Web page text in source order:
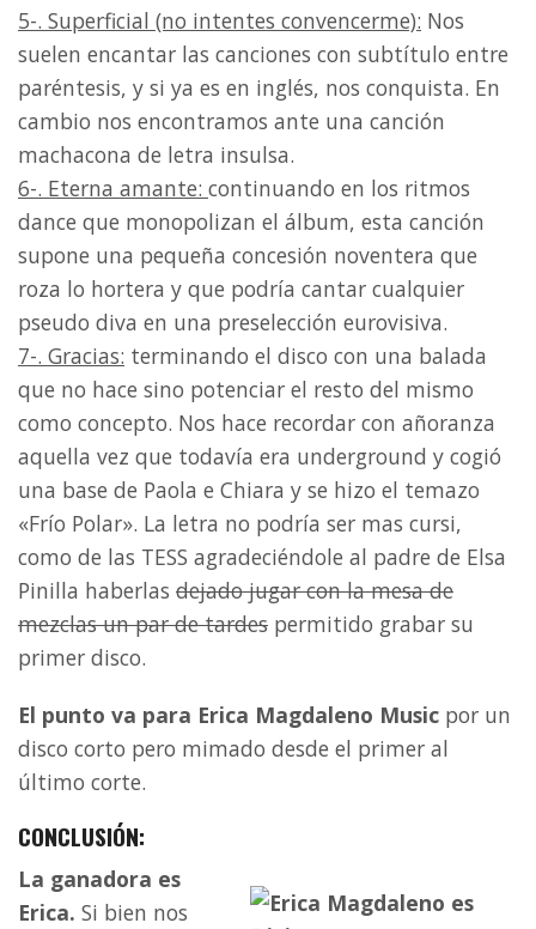
5-. Superficial (no intentes convencerme): Nos
suelen encantar las canciones con subtítulo entre
paréntesis, y si ya es en inglés, nos conquista. En
cambio nos encontramos ante una canción
machacona de letra insulsa.
6-. Eterna amante: continuando en los ritmos
dance que monopolizan el álbum, esta canción
supone una pequeña concesión noventera que
roza lo hortera y que podría cantar cualquier
pseudo diva en una preselección eurovisiva.
7-. Gracias: terminando el disco con una balada
que no hace sino potenciar el resto del mismo
como concepto. Nos hace recordar con añoranza
aquella vez que todavía era underground y cogió
una base de Paola e Chiara y se hizo el temazo
«Frío Polar». La letra no podría ser mas cursi,
como de las TESS agradeciéndole al padre de Elsa
Pinilla haberlas dejado jugar con la mesa de
mezclas un par de tardes permitido grabar su
primer disco.
El punto va para Erica Magdaleno Music por un
disco corto pero mimado desde el primer al
último corte.
CONCLUSIÓN:
La ganadora es
Erica. Si bien nos